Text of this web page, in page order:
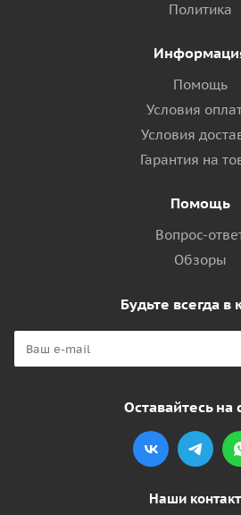
Политика
Помощь
Условия
Условия
Гарантия на
Помощь
Вопрос-
Обзоры
Будьте всегда в
Оставайтесь на
Наши